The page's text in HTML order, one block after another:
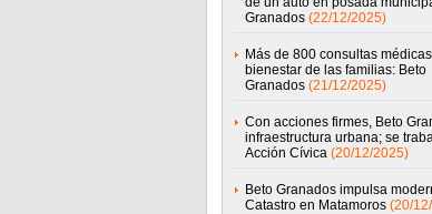
Granados (22/12/2025)
Más de 800 consultas
bienestar de las familias: Beto
Granados (21/12/2025)
Con acciones firmes, Beto
infraestructura urbana; se
Acción Cívica (20/12/2025)
Beto Granados impulsa
Catastro en Matamoros (20/